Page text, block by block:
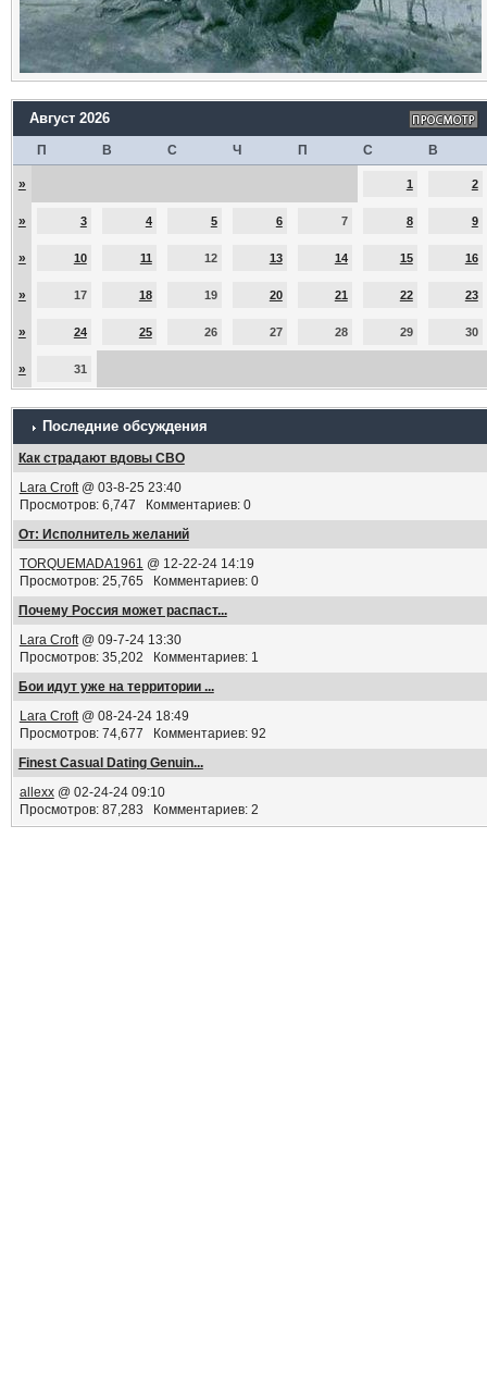
Август 2026
П В С Ч П С В
» 1 2
» 3 4 5 6 7 8 9
» 10 11 12 13 14 15 16
» 17 18 19 20 21 22 23
» 24 25 26 27 28 29 30
» 31
Последние обсуждения
Как страдают вдовы СВО
Lara Croft@ 03-8-25 23:40
Просмотров: 6,747 Комментариев: 0
От: Исполнитель желаний
TORQUEMADA1961 @ 12-22-24 14:19
Просмотров: 25,765 Комментариев: 0
Почему Россия может распаст...
Lara Croft@ 09-7-24 13:30
Просмотров: 35,202 Комментариев: 1
Бои идут уже на территории ...
Lara Croft@ 08-24-24 18:49
Просмотров: 74,677 Комментариев: 92
Finest Сasual Dating Genuin...
allexx@ 02-24-24 09:10
Просмотров: 87,283 Комментариев: 2